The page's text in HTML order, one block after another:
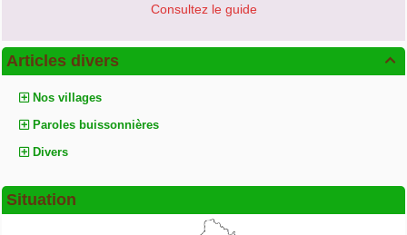
Consultez le guide

Articles divers
Nos villages
Paroles buissonnières
Divers
Situation